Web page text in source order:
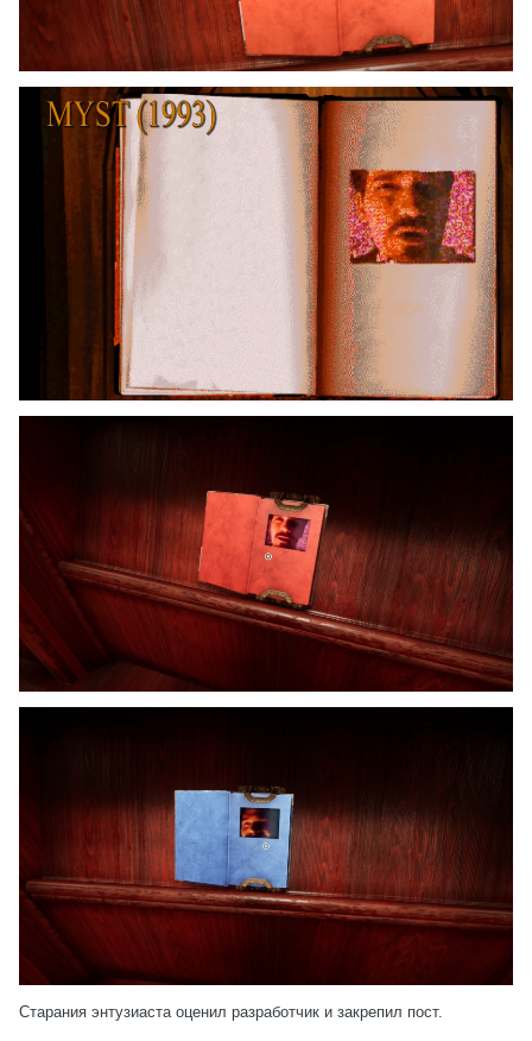
Старания энтузиаста оценил разработчик и закрепил пост.